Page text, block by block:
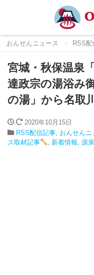
おんせんニュース RSS
宮城・秋保温泉
達政宗の湯浴み
の湯」から名取
2020年10月15日
RSS配信記事, おんせん
ス取材記事
, 新着情報, 源